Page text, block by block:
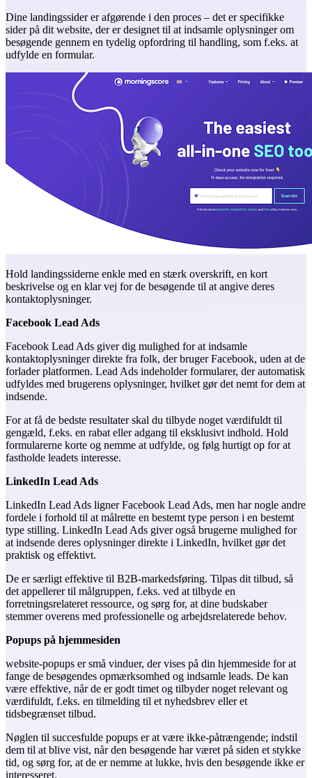
Dine landingssider er afgørende i den proces – det er specifikke
sider på dit website, der er designet til at indsamle oplysninger om
besøgende gennem en tydelig opfordring til handling, som f.eks. at
udfylde en formular.
Hold landingssiderne enkle med en stærk overskrift, en kort
beskrivelse og en klar vej for de besøgende til at angive deres
kontaktoplysninger.
Facebook Lead Ads
Facebook Lead Ads giver dig mulighed for at indsamle
kontaktoplysninger direkte fra folk, der bruger Facebook, uden at de
forlader platformen. Lead Ads indeholder formularer, der automatisk
udfyldes med brugerens oplysninger, hvilket gør det nemt for dem at
indsende.
For at få de bedste resultater skal du tilbyde noget værdifuldt til
gengæld, f.eks. en rabat eller adgang til eksklusivt indhold. Hold
formularerne korte og nemme at udfylde, og følg hurtigt op for at
fastholde leadets interesse.
LinkedIn Lead Ads
LinkedIn Lead Ads ligner Facebook Lead Ads, men har nogle andre
fordele i forhold til at målrette en bestemt type person i en bestemt
type stilling. LinkedIn Lead Ads giver også brugerne mulighed for
at indsende deres oplysninger direkte i LinkedIn, hvilket gør det
praktisk og effektivt.
De er særligt effektive til B2B-markedsføring. Tilpas dit tilbud, så
det appellerer til målgruppen, f.eks. ved at tilbyde en
forretningsrelateret ressource, og sørg for, at dine budskaber
stemmer overens med professionelle og arbejdsrelaterede behov.
Popups på hjemmesiden
website-popups er små vinduer, der vises på din hjemmeside for at
fange de besøgendes opmærksomhed og indsamle leads. De kan
være effektive, når de er godt timet og tilbyder noget relevant og
værdifuldt, f.eks. en tilmelding til et nyhedsbrev eller et
tidsbegrænset tilbud.
Nøglen til succesfulde popups er at være ikke-påtrængende; indstil
dem til at blive vist, når den besøgende har været på siden et stykke
tid, og sørg for, at de er nemme at lukke, hvis den besøgende ikke er
interesseret.